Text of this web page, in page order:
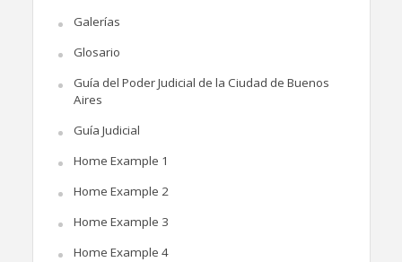
Galerías
Glosario
Guía del Poder Judicial de la Ciudad de Buenos
Aires
Guía Judicial
Home Example 1
Home Example 2
Home Example 3
Home Example 4